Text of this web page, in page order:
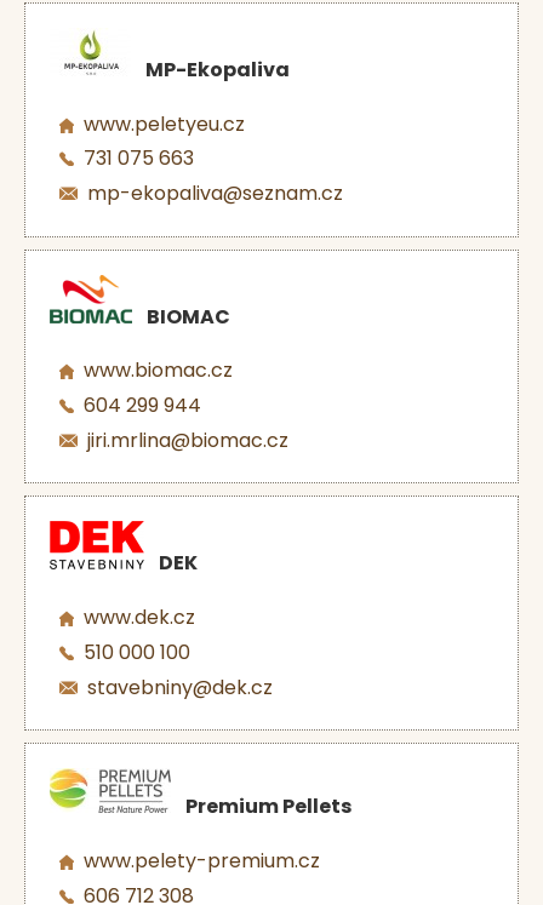
MP-Ekopaliva
www.peletyeu.cz
731 075 663
mp-ekopaliva@seznam.cz
BIOMAC
www.biomac.cz
604 299 944
jiri.mrlina@biomac.cz
DEK
www.dek.cz
510 000 100
stavebniny@dek.cz
Premium Pellets
www.pelety-premium.cz
606 712 308